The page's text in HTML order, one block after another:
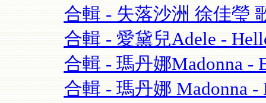
合輯 - 失落沙洲 徐佳瑩
合輯 - 愛黛兒Adele -
合輯 - 瑪丹娜Madonna -
合輯 - 瑪丹娜 Madonna -